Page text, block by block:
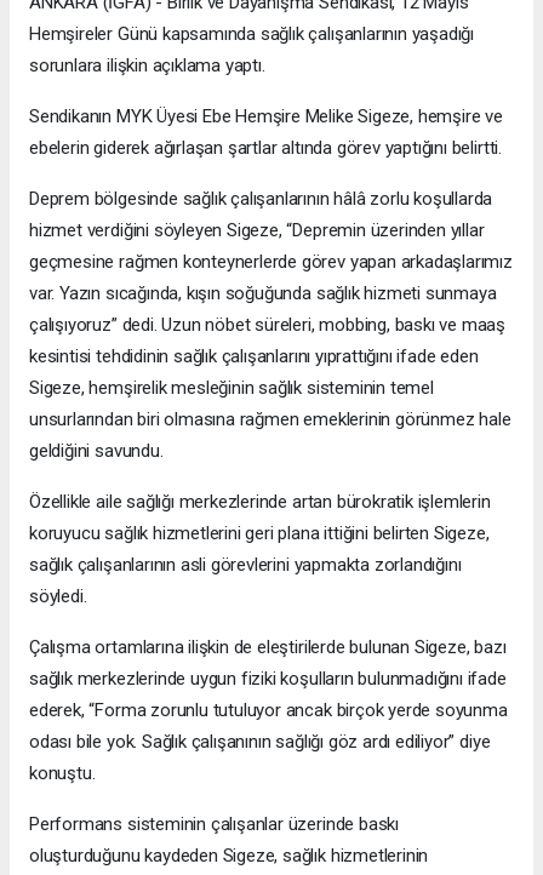
Hemşireler Günü kapsamında sağlık çalışanlarının yaşadığı
sorunlara ilişkin açıklama yaptı.
Sendikanın MYK Üyesi Ebe Hemşire Melike Sigeze, hemşire ve
ebelerin giderek ağırlaşan şartlar altında görev yaptığını belirtti.
Deprem bölgesinde sağlık çalışanlarının hâlâ zorlu koşullarda
hizmet verdiğini söyleyen Sigeze, “Depremin üzerinden yıllar
geçmesine rağmen konteynerlerde görev yapan arkadaşlarımız
var. Yazın sıcağında, kışın soğuğunda sağlık hizmeti sunmaya
çalışıyoruz” dedi. Uzun nöbet süreleri, mobbing, baskı ve maaş
kesintisi tehdidinin sağlık çalışanlarını yıprattığını ifade eden
Sigeze, hemşirelik mesleğinin sağlık sisteminin temel
unsurlarından biri olmasına rağmen emeklerinin görünmez hale
geldiğini savundu.
Özellikle aile sağlığı merkezlerinde artan bürokratik işlemlerin
koruyucu sağlık hizmetlerini geri plana ittiğini belirten Sigeze,
sağlık çalışanlarının asli görevlerini yapmakta zorlandığını
söyledi.
Çalışma ortamlarına ilişkin de eleştirilerde bulunan Sigeze, bazı
sağlık merkezlerinde uygun fiziki koşulların bulunmadığını ifade
ederek, “Forma zorunlu tutuluyor ancak birçok yerde soyunma
odası bile yok. Sağlık çalışanının sağlığı göz ardı ediliyor” diye
konuştu.
Performans sisteminin çalışanlar üzerinde baskı
oluşturduğunu kaydeden Sigeze, sağlık hizmetlerinin